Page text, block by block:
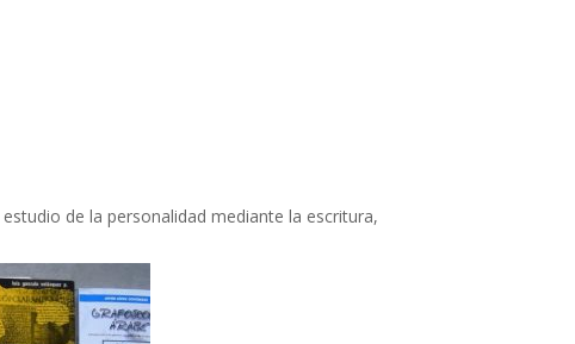
de la personalidad mediante la escritura,